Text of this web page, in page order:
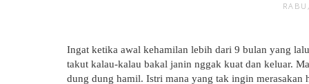
Ingat ketika awal kehamilan lebih dari 9 bulan yang
takut kalau-kalau bakal janin nggak kuat dan keluar.
dung dung hamil. Istri mana yang tak ingin merasakan